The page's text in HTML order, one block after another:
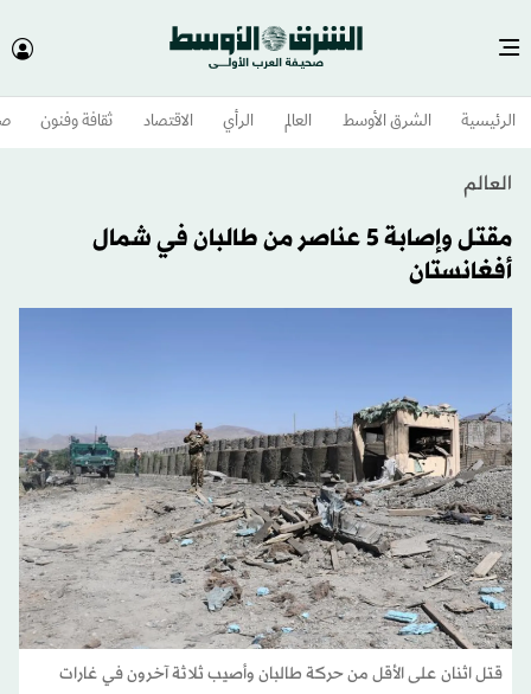
الرئيسية الشرق الأوسط​ العالم الرأي الاقتصاد ثقافة وفنون
العالم
مقتل وإصابة 5 عناصر من طالبان في شمال
أفغانستان
قتل اثنان على الأقل من حركة طالبان وأصيب ثلاثة آخرون في غارات